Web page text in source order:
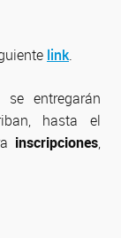
link.
entregarán
hasta el
inscripciones,